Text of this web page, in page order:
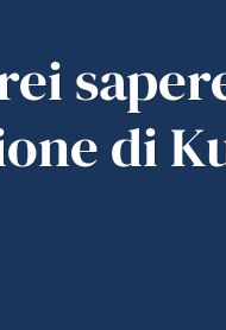
di